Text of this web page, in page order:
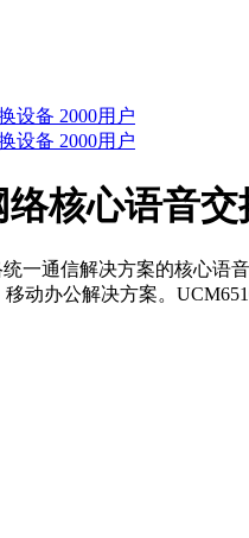
核心语音交
一通信解决方案的核心语
动办公解决方案。